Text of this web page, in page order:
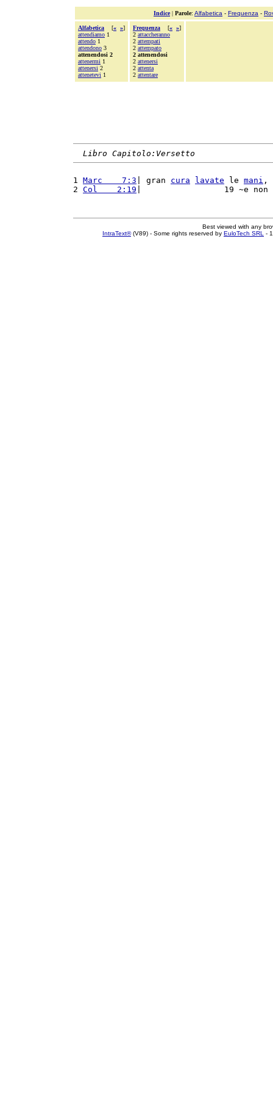
Indice| Parole: Alfabetica - Frequenza -
Alfabetica [« »]
attendiamo 1
attendo 1
attendono 3
attenendosi 2
attenermi 1
attenersi 2
attenetevi 1
Frequenza [« »]
2 attaccheranno
2 attempati
2 attempato
2 attenendosi
2 attenersi
2 attenta
2 attentare
Libro Capitolo:Versetto
1 Marc    7:3 | gran cura lavate le mani ,
2 Col    2:19 |                 19 ~e non
Best viewed with any
IntraText®(V89) - Some rights reserved by EuloTech SRL -